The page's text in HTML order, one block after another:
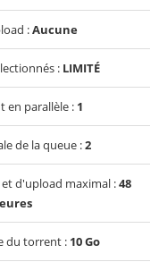
:Aucune
: LIMITÉ
en parallèle : 1
de la queue :2
d'upload maximal :48
du torrent : 10 Go